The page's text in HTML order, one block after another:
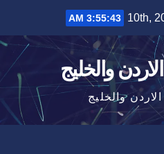
3:55:43 AM
والخليج
والخليج